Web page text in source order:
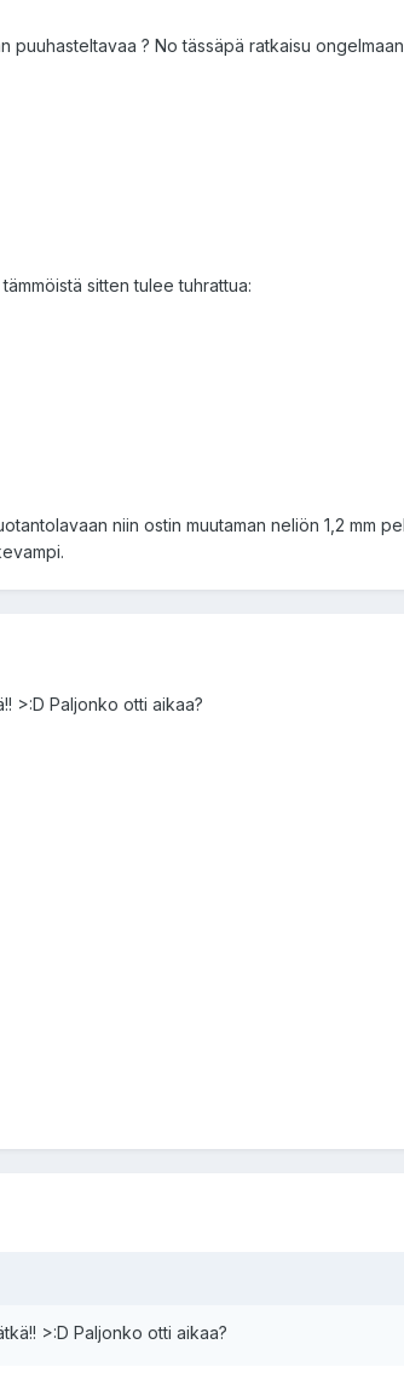
? No tässäpä ratkaisu
sitten tulee tuhrattua:
niin ostin muutaman neliön 1,2 mm
>:D Paljonko otti aikaa?
>:D Paljonko otti aikaa?